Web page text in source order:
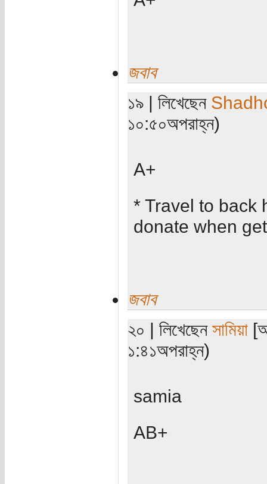
জবাব
১৯ | লিখেছেন
১০:৫০অপরাহ্ন)
A+
* Travel to back
donate when
জবাব
২০ | লিখেছেন সামিয়া
১:৪১অপরাহ্ন)
samia
AB+